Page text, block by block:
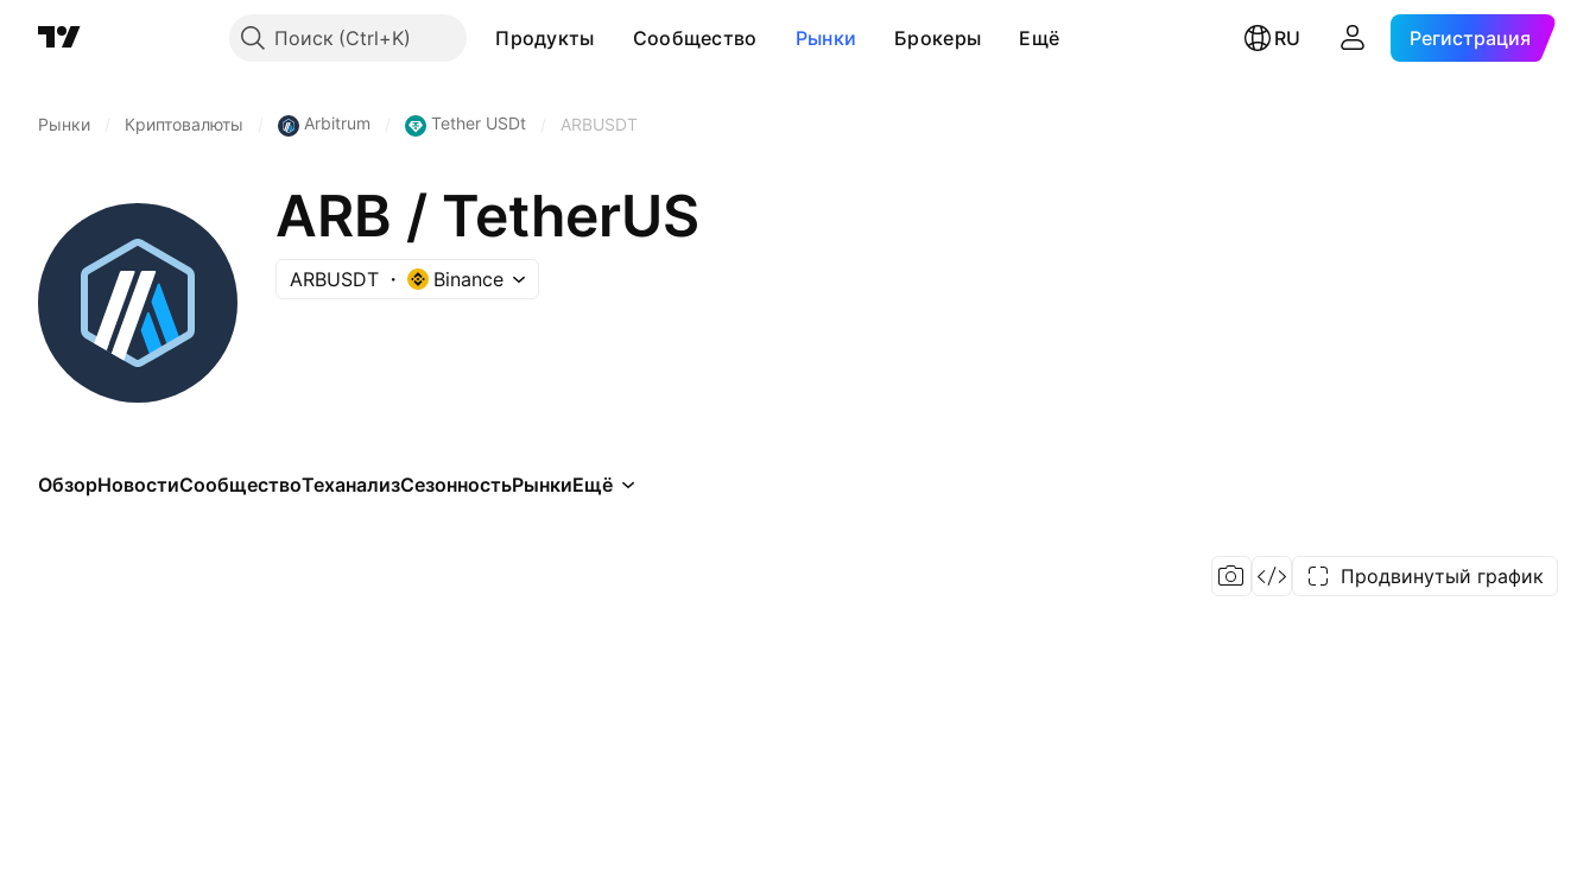
Поиск Продукты Сообщество Рынки Брокеры Ещё RU Регистрация
Рынки Криптовалюты Arbitrum Tether USDt ARBUSDT
ARB / TetherUS
ARBUSDT Binance
ОбзорНовостиСообществоТеханализСезонностьРынкиЕщё
Продвинутый график